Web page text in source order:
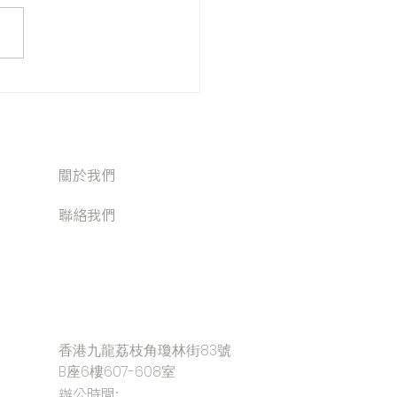
關於我們
聯絡我們
香港九龍荔枝角瓊林街83號
B座6樓607-608室